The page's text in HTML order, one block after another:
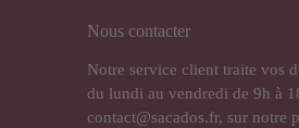
Nous contacter
Notre service client traite vos
du lundi au vendredi de 9h à
contact@sacados.fr, sur notre